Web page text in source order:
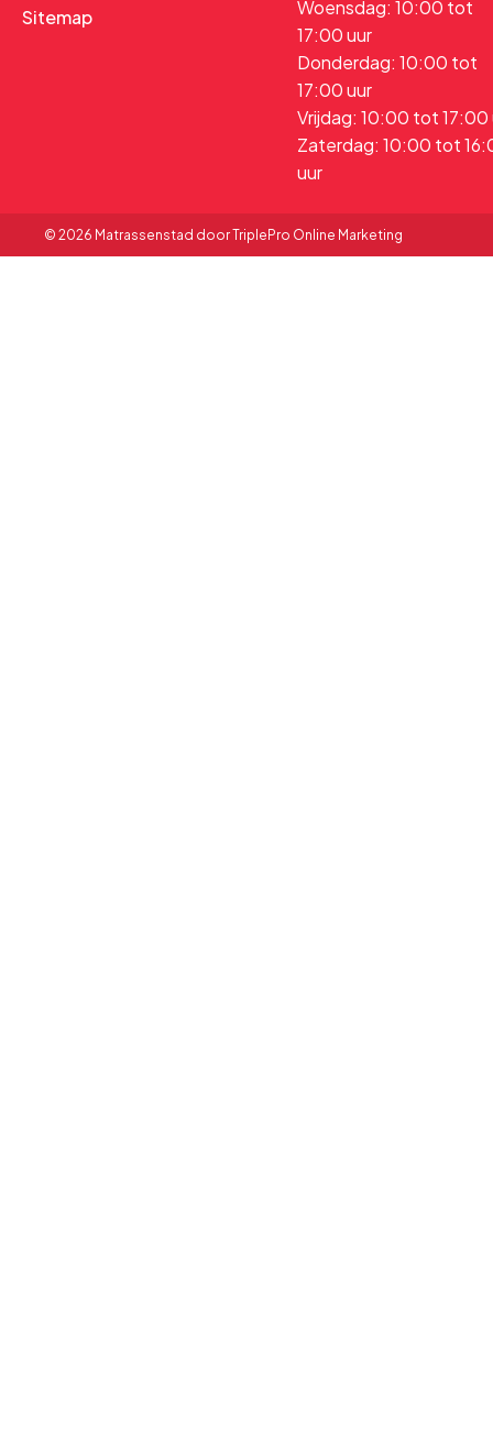
Sitemap
Woensdag: 10:00 tot
17:00 uur
Donderdag: 10:00 tot
17:00 uur
Vrijdag: 10:00 tot 17:00
Zaterdag: 10:00 tot
uur
© 2026 Matrassenstad door TriplePro Online Marketing